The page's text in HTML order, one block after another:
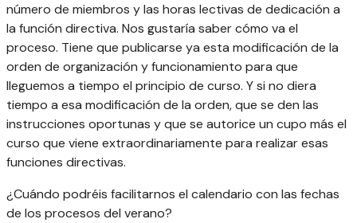
número de miembros y las horas lectivas de dedicación a
la función directiva. Nos gustaría saber cómo va el
proceso. Tiene que publicarse ya esta modificación de la
orden de organización y funcionamiento para que
lleguemos a tiempo el principio de curso. Y si no diera
tiempo a esa modificación de la orden, que se den las
instrucciones oportunas y que se autorice un cupo más el
curso que viene extraordinariamente para realizar esas
funciones directivas.
¿Cuándo podréis facilitarnos el calendario con las fechas
de los procesos del verano?